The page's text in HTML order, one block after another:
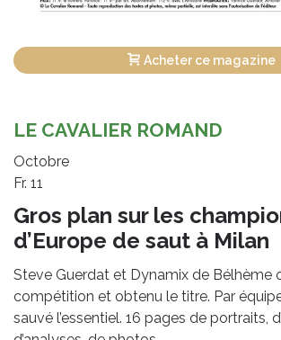
Acheter ce magazine
LE CAVALIER ROMAND
Octobre
Fr. 11
Gros plan sur les
d’Europe de saut à Milan
Steve Guerdat et Dynamix de Bélhème
compétition et obtenu le titre. Par
sauvé l’essentiel. 16 pages de portraits,